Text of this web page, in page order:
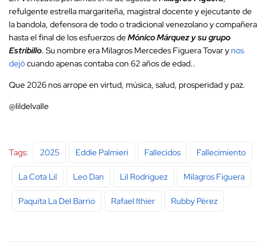
refulgente estrella margariteña, magistral docente y ejecutante de
la bandola, defensora de todo o tradicional venezolano y compañera
hasta el final de los esfuerzos deMónico Márquez y su grupo
Estribillo. Su nombre era Milagros Mercedes Figuera Tovar ynos
dejócuando apenas contaba con 62 años de edad..
Que 2026 nos arrope en virtud, música, salud, prosperidad y paz.
@lildelvalle
Tags: 2025 Eddie Palmieri Fallecidos Fallecimiento
La Cota Lil Leo Dan Lil Rodriguez Milagros Figuera
Paquita La Del Barrio Rafael Ithier Rubby Pérez